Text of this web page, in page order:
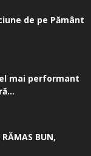
de pe Pământ
mai performant
BUN,